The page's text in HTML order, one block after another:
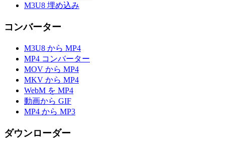
M3U8 埋め込み
コンバーター
M3U8 から MP4
MP4 コンバーター
MOV から MP4
MKV から MP4
WebM を MP4
動画から GIF
MP4 から MP3
ダウンローダー